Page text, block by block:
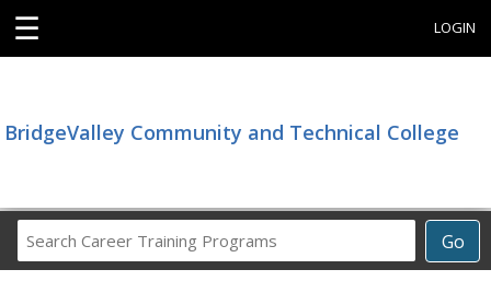
☰ LOGIN
BridgeValley Community and Technical College
Go
Career